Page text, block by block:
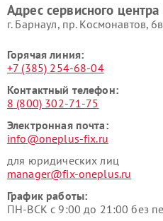
Адрес сервисного
г. Барнаул, ​пр. Космонавтов, 6в
Горячая линия:
+7 (385) 254-68-04
Контактный телефон:
8 (800) 302-71-75
Электронная почта:
info@oneplus-fix.ru
для юридических лиц
manager@fix-oneplus.ru
График работы:
ПН-ВСК с 9:00 до 21:00 без